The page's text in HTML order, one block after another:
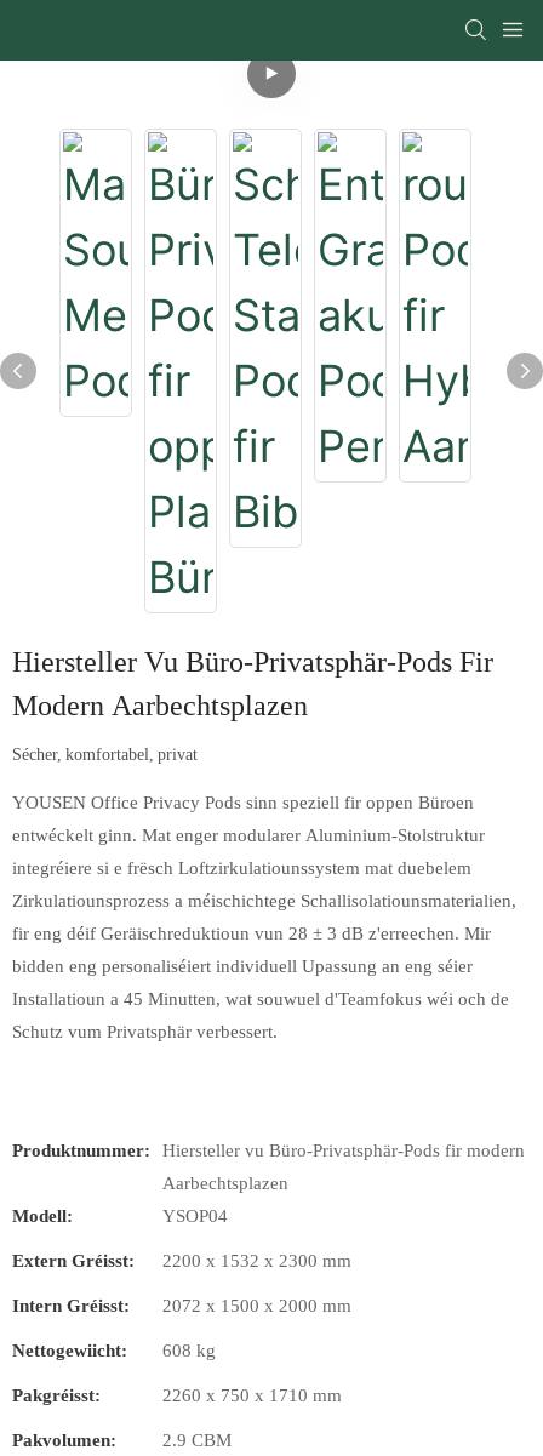
Hiersteller Vu Büro-Privatsphär-Pods Fir
Modern Aarbechtsplazen
Sécher, komfortabel, privat
YOUSEN Office Privacy Pods sinn speziell fir oppen Büroen
entwéckelt ginn. Mat enger modularer Aluminium-Stolstruktur
integréiere si e frësch Loftzirkulatiounssystem mat duebelem
Zirkulatiounsprozess a méischichtege Schallisolatiounsmaterialien,
fir eng déif Geräischreduktioun vun 28 ± 3 dB z'erreechen. Mir
bidden eng personaliséiert individuell Upassung an eng séier
Installatioun a 45 Minutten, wat souwuel d'Teamfokus wéi och de
Schutz vum Privatsphär verbessert.
Produktnummer:
Hiersteller vu Büro-Privatsphär-Pods fir modern
Aarbechtsplazen
Modell:
YSOP04
Extern Gréisst: 2200 x 1532 x 2300 mm
Intern Gréisst: 2072 x 1500 x 2000 mm
Nettogewiicht: 608 kg
Pakgréisst: 2260 x 750 x 1710 mm
Pakvolumen: 2.9 CBM